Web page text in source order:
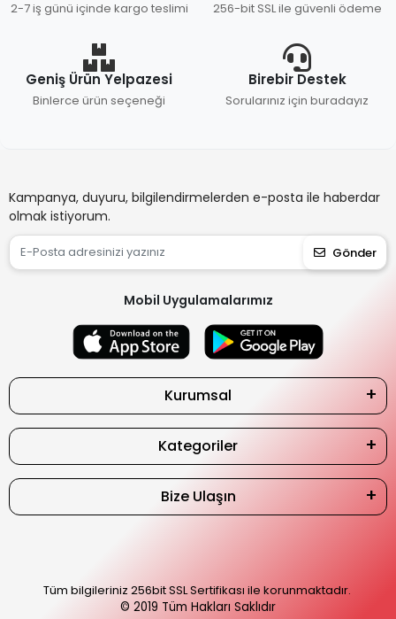
2-7 iş günü içinde kargo teslimi 256-bit SSL ile güvenli ödeme
Geniş Ürün Yelpazesi
Binlerce ürün seçeneği
Birebir Destek
Sorularınız için buradayız
Kampanya, duyuru, bilgilendirmelerden e-posta ile haberdar
olmak istiyorum.
Gönder
Mobil Uygulamalarımız
Kurumsal
Kategoriler
Bize Ulaşın
Tüm bilgileriniz 256bit SSL Sertifikası ile korunmaktadır.
© 2019 Tüm Hakları Saklıdır